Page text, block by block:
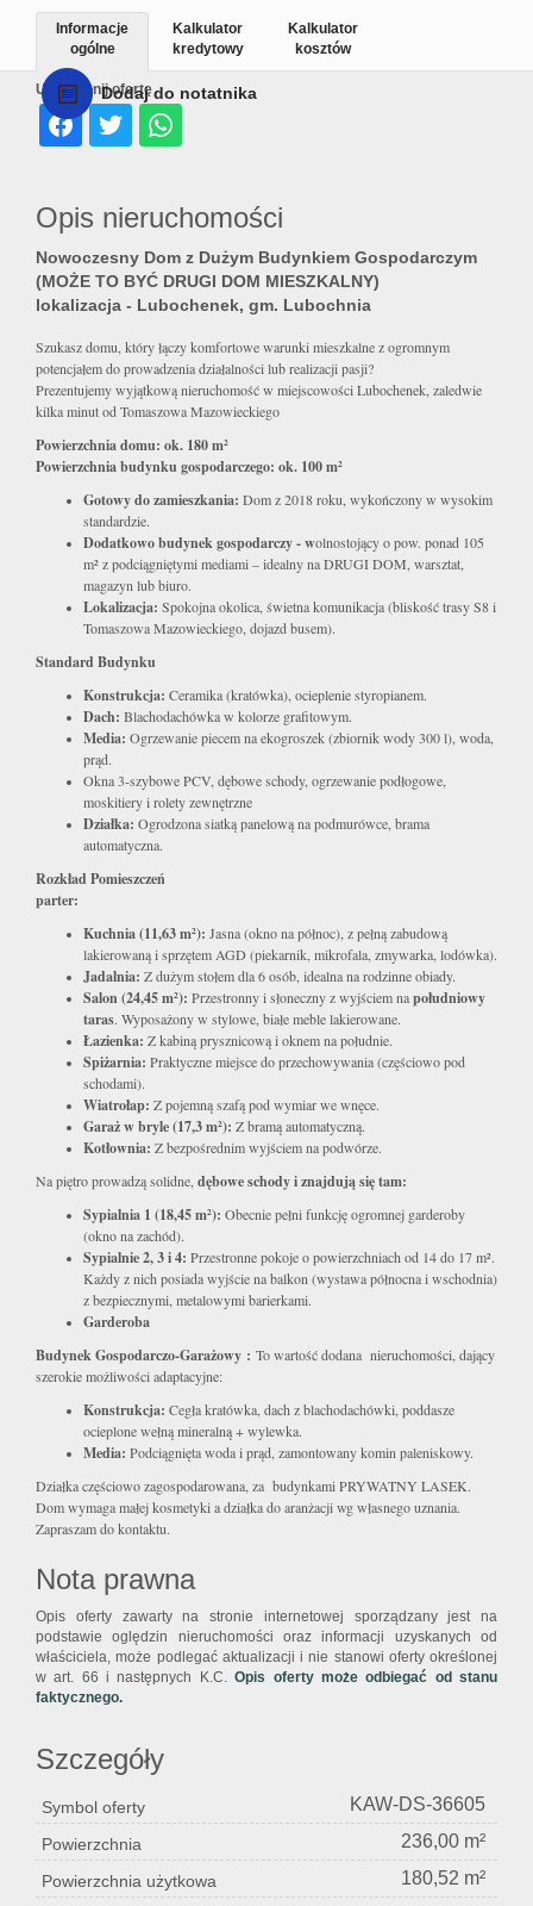
Dodaj do notatnika
Udostępnij ofertę
Informacje
ogólne
Kalkulator
kredytowy
Kalkulator
kosztów
Opis nieruchomości
Nowoczesny Dom z Dużym Budynkiem Gospodarczym
(MOŻE TO BYĆ DRUGI DOM MIESZKALNY)
lokalizacja - Lubochenek, gm. Lubochnia
Szukasz domu, który łączy komfortowe warunki mieszkalne z ogromnym
potencjałem do prowadzenia działalności lub realizacji pasji?
Prezentujemy wyjątkową nieruchomość w miejscowości Lubochenek, zaledwie
kilka minut od Tomaszowa Mazowieckiego
Powierzchnia domu: ok. 180 m²
Powierzchnia budynku gospodarczego: ok. 100 m²
Gotowy do zamieszkania: Dom z 2018 roku, wykończony w wysokim
standardzie.
Dodatkowo budynek gospodarczy - wolnostojący o pow. ponad 105
m² z podciągniętymi mediami – idealny na DRUGI DOM, warsztat,
magazyn lub biuro.
Lokalizacja: Spokojna okolica, świetna komunikacja (bliskość trasy S8 i
Tomaszowa Mazowieckiego, dojazd busem).
Standard Budynku
Konstrukcja: Ceramika (kratówka), ocieplenie styropianem.
Dach: Blachodachówka w kolorze grafitowym.
Media: Ogrzewanie piecem na ekogroszek (zbiornik wody 300 l), woda,
prąd.
Okna 3-szybowe PCV, dębowe schody, ogrzewanie podłogowe,
moskitiery i rolety zewnętrzne
Działka: Ogrodzona siatką panelową na podmurówce, brama
automatyczna.
Rozkład Pomieszczeń
parter:
Kuchnia (11,63 m²): Jasna (okno na północ), z pełną zabudową
lakierowaną i sprzętem AGD (piekarnik, mikrofala, zmywarka, lodówka).
Jadalnia: Z dużym stołem dla 6 osób, idealna na rodzinne obiady.
Salon (24,45 m²): Przestronny i słoneczny z wyjściem napołudniowy
taras. Wyposażony w stylowe, białe meble lakierowane.
Łazienka: Z kabiną prysznicową i oknem na południe.
Spiżarnia: Praktyczne miejsce do przechowywania (częściowo pod
schodami).
Wiatrołap: Z pojemną szafą pod wymiar we wnęce.
Garaż w bryle (17,3 m²): Z bramą automatyczną.
Kotłownia: Z bezpośrednim wyjściem na podwórze.
Na piętro prowadzą solidne,dębowe schody i znajdują się tam:
Sypialnia 1 (18,45 m²): Obecnie pełni funkcję ogromnej garderoby
(okno na zachód).
Sypialnie 2, 3 i 4: Przestronne pokoje o powierzchniach od 14 do 17 m².
Każdy z nich posiada wyjście na balkon (wystawa północna i wschodnia)
z bezpiecznymi, metalowymi barierkami.
Garderoba
Budynek Gospodarczo-Garażowy : To wartość dodana nieruchomości, dający
szerokie możliwości adaptacyjne:
Konstrukcja: Cegła kratówka, dach z blachodachówki, poddasze
ocieplone wełną mineralną + wylewka.
Media: Podciągnięta woda i prąd, zamontowany komin paleniskowy.
Działka częściowo zagospodarowana, za budynkami PRYWATNY LASEK.
Dom wymaga małej kosmetyki a działka do aranżacji wg własnego uznania.
Zapraszam do kontaktu.
Nota prawna
Opis oferty zawarty na stronie internetowej sporządzany jest na
podstawie oględzin nieruchomości oraz informacji uzyskanych od
właściciela, może podlegać aktualizacji i nie stanowi oferty określonej
w art. 66 i następnych K.C.Opis oferty może odbiegać od stanu
faktycznego.
Szczegóły
Symbol oferty KAW-DS-36605
Powierzchnia 236,00 m²
Powierzchnia użytkowa
180,52 m²